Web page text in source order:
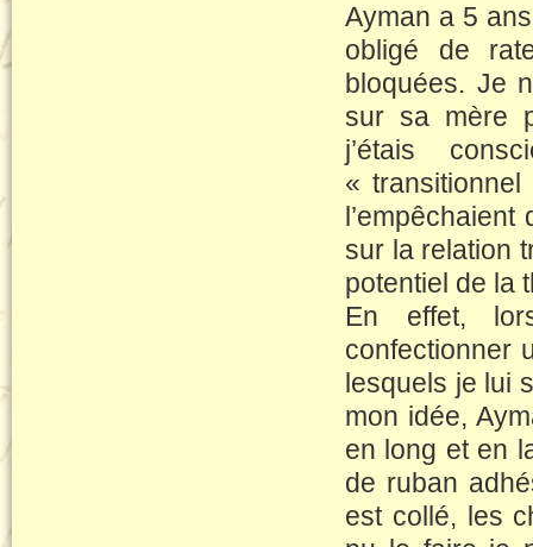
Ayman a 5
obligé de
bloquées. Je
sur sa mère
j’étais
«
sur la relation
potentiel de la
En effet,
confectionner
lesquels je lui
mon idée,
en long et en
de ruban
est collé, les